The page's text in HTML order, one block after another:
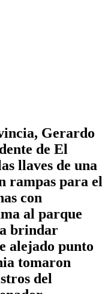
Gerardo
de El
llaves de una
rampas para el
con
al parque
brindar
alejado punto
tomaron
del